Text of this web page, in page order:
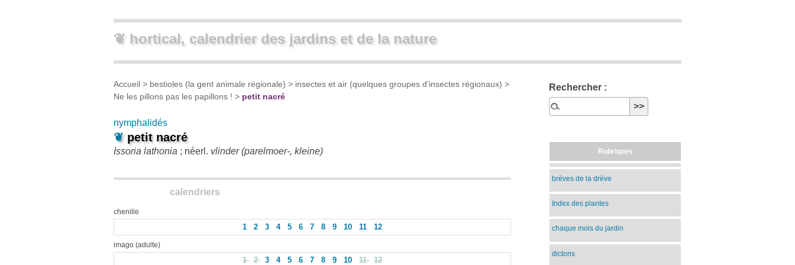
❦ hortical, calendrier des jardins et de la nature
Accueil > bestioles (la gent animale régionale) > insectes et air (quelques groupes d’insectes régionaux) >
Ne les pillons pas les papillons ! > petit nacré
nymphalidés
❦ petit nacré
Issoria lathonia ; néerl. vlinder (parelmoer-, kleine)
calendriers
chenille
1 2 3 4 5 6 7 8 9 10 11 12
imago (adulte)
1 2 3 4 5 6 7 8 9 10 11 12
Rechercher :
Rubriques
brèves de la drève
Index des plantes
chaque mois du jardin
dictons